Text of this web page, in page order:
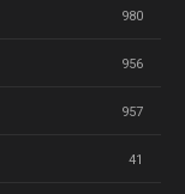
980
956
957
41